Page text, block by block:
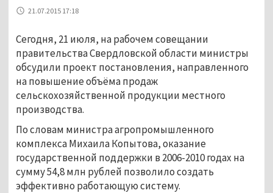
21.07.2015 17:18
Сегодня, 21 июля, на рабочем совещании
правительства Свердловской области министры
обсудили проект постановления, направленного
на повышение объёма продаж
сельскохозяйственной продукции местного
производства.
По словам министра агропромышленного
комплекса Михаила Копытова, оказание
государственной поддержки в 2006-2010 годах на
сумму 54,8 млн рублей позволило создать
эффективно работающую систему.